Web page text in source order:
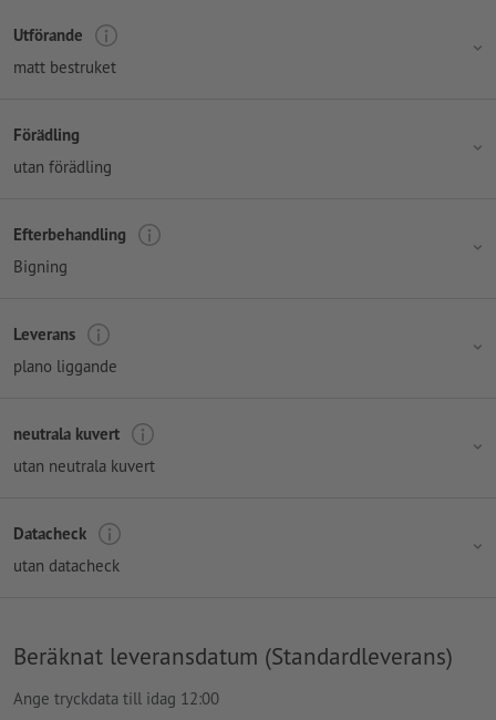
Utförande
matt bestruket
Förädling
utan förädling
Efterbehandling
Bigning
Leverans
plano liggande
neutrala kuvert
utan neutrala kuvert
Datacheck
utan datacheck
Beräknat leveransdatum (Standardleverans)
Ange tryckdata till idag 12:00